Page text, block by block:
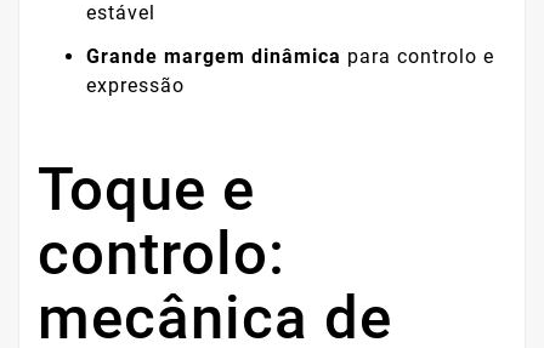
estável
Grande margem dinâmica para controlo e
expressão
Toque e
controlo:
mecânica de